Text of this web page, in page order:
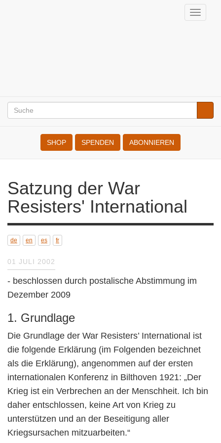
Search
Suche
SHOP SPENDEN ABONNIEREN
Satzung der War Resisters'
International
de en es fr
01 JULI 2002
- beschlossen durch postalische Abstimmung
im Dezember 2009
1. Grundlage
Die Grundlage der War Resisters’ International
ist die folgende Erklärung (im Folgenden
bezeichnet als die Erklärung), angenommen auf
der ersten internationalen Konferenz in
Bilthoven 1921: „Der Krieg ist ein Verbrechen an
der Menschheit. Ich bin daher entschlossen,
keine Art von Krieg zu unterstützen und an der
Beseitigung aller Kriegsursachen